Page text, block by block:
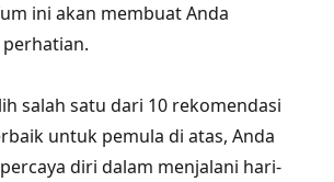
ini akan membuat Anda
salah satu dari 10 rekomendasi
untuk pemula di atas, Anda
diri dalam menjalani hari-